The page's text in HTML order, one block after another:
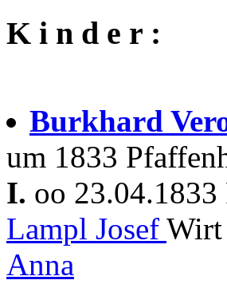
K i n d e r :
Burkhard
um 1833
I. oo
Lampl Josef
Anna